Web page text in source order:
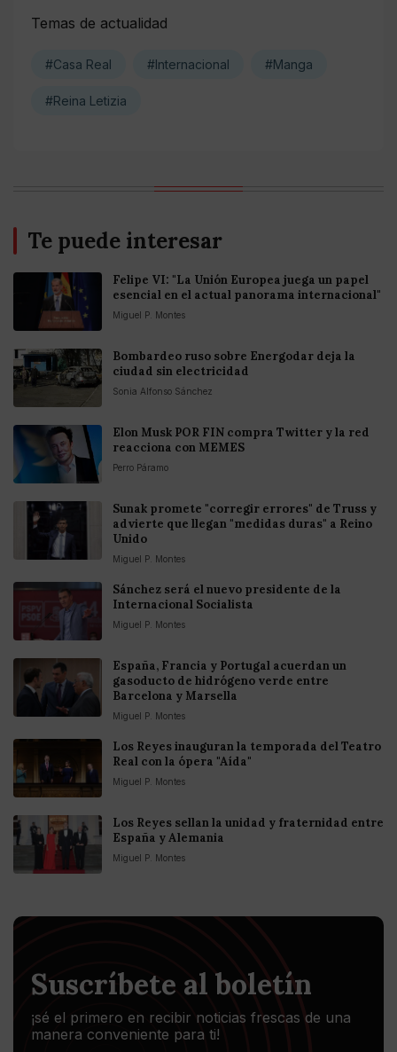
Temas de actualidad
#Casa Real #Internacional #Manga
#Reina Letizia
Te puede interesar
Felipe VI: "La Unión Europea juega un papel
esencial en el actual panorama internacional"
Miguel P. Montes
Bombardeo ruso sobre Energodar deja la
ciudad sin electricidad
Sonia Alfonso Sánchez
Elon Musk POR FIN compra Twitter y la red
reacciona con MEMES
Perro Páramo
Sunak promete "corregir errores" de Truss y
advierte que llegan "medidas duras" a Reino
Unido
Miguel P. Montes
Sánchez será el nuevo presidente de la
Internacional Socialista
Miguel P. Montes
España, Francia y Portugal acuerdan un
gasoducto de hidrógeno verde entre
Barcelona y Marsella
Miguel P. Montes
Los Reyes inauguran la temporada del Teatro
Real con la ópera "Aída"
Miguel P. Montes
Los Reyes sellan la unidad y fraternidad entre
España y Alemania
Miguel P. Montes
Suscríbete al boletín
¡sé el primero en recibir noticias frescas de una
manera conveniente para ti!